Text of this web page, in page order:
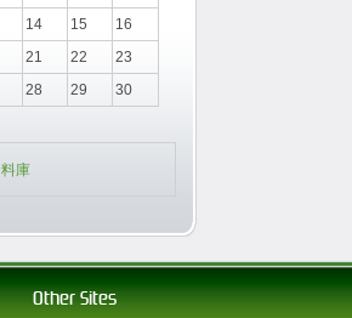
14 15
16
21 22
23
28 29
30
庫
Other Sites